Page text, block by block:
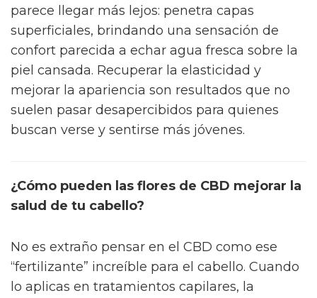
parece llegar más lejos: penetra capas
superficiales, brindando una sensación de
confort parecida a echar agua fresca sobre la
piel cansada. Recuperar la elasticidad y
mejorar la apariencia son resultados que no
suelen pasar desapercibidos para quienes
buscan verse y sentirse más jóvenes.
¿Cómo pueden las flores de CBD mejorar la
salud de tu cabello?
No es extraño pensar en el CBD como ese
“fertilizante” increíble para el cabello. Cuando
lo aplicas en tratamientos capilares, la